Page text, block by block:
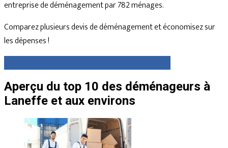
entreprise de déménagement par 782 ménages.
Comparez plusieurs devis de déménagement et économisez sur
les dépenses !
Aperçu du top 10 des déménageurs à
Laneffe et aux environs